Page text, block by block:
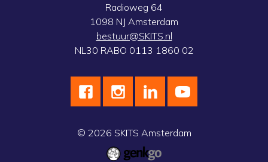
Radioweg 64
1098 NJ Amsterdam
bestuur@SKITS.nl
NL30 RABO 0113 1860 02
© 2026 SKITS Amsterdam